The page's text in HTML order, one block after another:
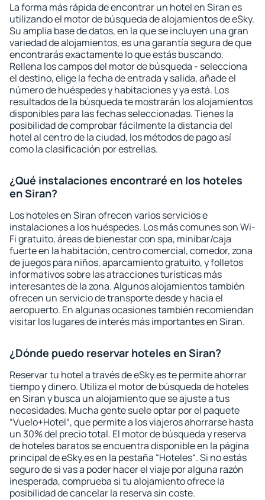
La forma más rápida de encontrar un hotel en Siran es
utilizando el motor de búsqueda de alojamientos de eSky.
Su amplia base de datos, en la que se incluyen una gran
variedad de alojamientos, es una garantía segura de que
encontrarás exactamente lo que estás buscando.
Rellena los campos del motor de búsqueda - selecciona
el destino, elige la fecha de entrada y salida, añade el
número de huéspedes y habitaciones y ya está. Los
resultados de la búsqueda te mostrarán los alojamientos
disponibles para las fechas seleccionadas. Tienes la
posibilidad de comprobar fácilmente la distancia del
hotel al centro de la ciudad, los métodos de pago así
como la clasificación por estrellas.
¿Qué instalaciones encontraré en los hoteles
en Siran?
Los hoteles en Siran ofrecen varios servicios e
instalaciones a los huéspedes. Los más comunes son Wi-
Fi gratuito, áreas de bienestar con spa, minibar/caja
fuerte en la habitación, centro comercial, comedor, zona
de juegos para niños, aparcamiento gratuito, y folletos
informativos sobre las atracciones turísticas más
interesantes de la zona. Algunos alojamientos también
ofrecen un servicio de transporte desde y hacia el
aeropuerto. En algunas ocasiones también recomiendan
visitar los lugares de interés más importantes en Siran.
¿Dónde puedo reservar hoteles en Siran?
Reservar tu hotel a través de eSky.es te permite ahorrar
tiempo y dinero. Utiliza el motor de búsqueda de hoteles
en Siran y busca un alojamiento que se ajuste a tus
necesidades. Mucha gente suele optar por el paquete
“Vuelo+Hotel“, que permite a los viajeros ahorrarse hasta
un 30% del precio total. El motor de búsqueda y reserva
de hoteles baratos se encuentra disponible en la página
principal de eSky.es en la pestaña “Hoteles“. Si no estás
seguro de si vas a poder hacer el viaje por alguna razón
inesperada, comprueba si tu alojamiento ofrece la
posibilidad de cancelar la reserva sin coste.